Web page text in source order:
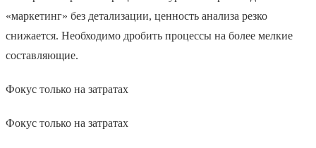
«маркетинг» без детализации, ценность анализа резко
снижается. Необходимо дробить процессы на более мелкие
составляющие.
Фокус только на затратах
Фокус только на затратах